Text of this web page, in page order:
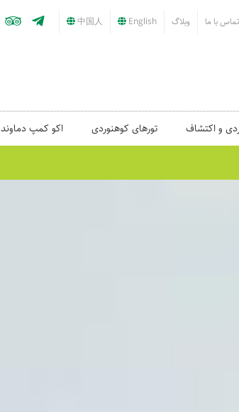
تماس با ما وبلاگ English
中国人
و اکتشاف تورهای کوهنوردی اکو کمپ دماوند